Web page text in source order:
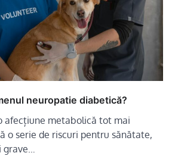
neuropatie diabetică?
afecțiune metabolică tot mai
o serie de riscuri pentru sănătate,
grave…